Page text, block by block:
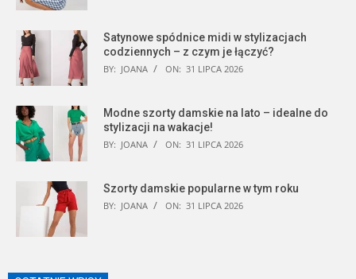
Satynowe spódnice midi w stylizacjach
codziennych – z czym je łączyć?
BY: JOANA ON: 31 LIPCA 2026
Modne szorty damskie na lato – idealne do
stylizacji na wakacje!
BY: JOANA ON: 31 LIPCA 2026
Szorty damskie popularne w tym roku
BY: JOANA ON: 31 LIPCA 2026